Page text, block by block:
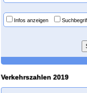
Infos anzeigen
Verkehrszahlen 2019